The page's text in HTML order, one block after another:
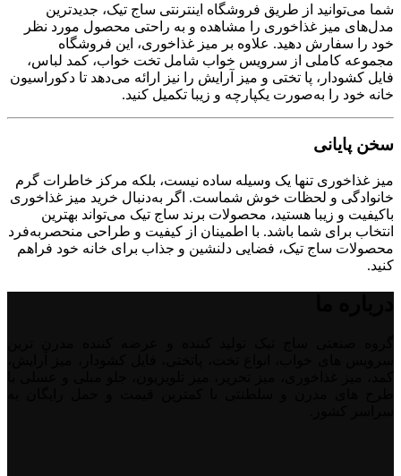
شما می‌توانید از طریق فروشگاه اینترنتی ساج تیک، جدیدترین
مدل‌های میز غذاخوری را مشاهده و به راحتی محصول مورد نظر
خود را سفارش دهید. علاوه بر میز غذاخوری، این فروشگاه
مجموعه کاملی از سرویس خواب شامل تخت خواب، کمد لباس،
فایل کشودار، پا تختی و میز آرایش را نیز ارائه می‌دهد تا دکوراسیون
خانه خود را به‌صورت یکپارچه و زیبا تکمیل کنید.
سخن پایانی
میز غذاخوری تنها یک وسیله ساده نیست، بلکه مرکز خاطرات گرم
خانوادگی و لحظات خوش شماست. اگر به‌دنبال خرید میز غذاخوری
باکیفیت و زیبا هستید، محصولات برند ساج تیک می‌تواند بهترین
انتخاب برای شما باشد. با اطمینان از کیفیت و طراحی منحصر‌به‌فرد
محصولات ساج تیک، فضایی دلنشین و جذاب برای خانه خود فراهم
کنید.